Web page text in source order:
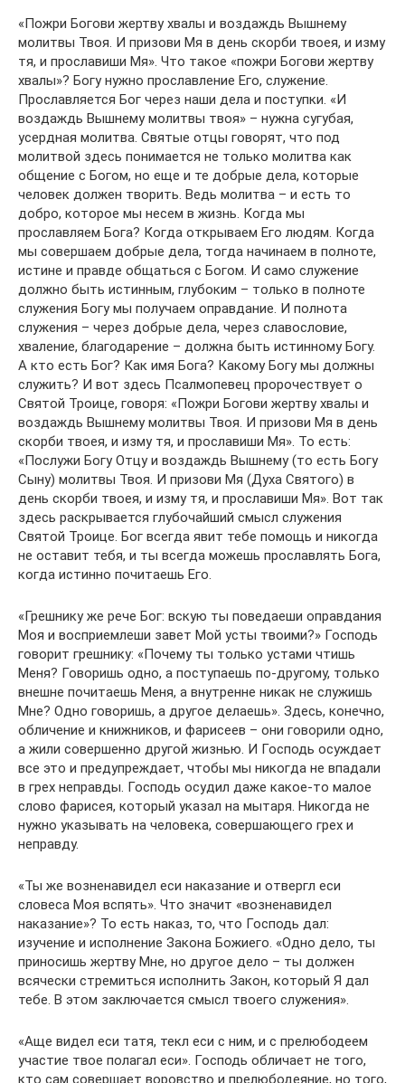
«Пожри Богови жертву хвалы и воздаждь Вышнему
молитвы Твоя. И призови Мя в день скорби твоея, и изму
тя, и прославиши Мя». Что такое «пожри Богови жертву
хвалы»? Богу нужно прославление Его, служение.
Прославляется Бог через наши дела и поступки. «И
воздаждь Вышнему молитвы твоя» – нужна сугубая,
усердная молитва. Святые отцы говорят, что под
молитвой здесь понимается не только молитва как
общение с Богом, но еще и те добрые дела, которые
человек должен творить. Ведь молитва – и есть то
добро, которое мы несем в жизнь. Когда мы
прославляем Бога? Когда открываем Его людям. Когда
мы совершаем добрые дела, тогда начинаем в полноте,
истине и правде общаться с Богом. И само служение
должно быть истинным, глубоким – только в полноте
служения Богу мы получаем оправдание. И полнота
служения – через добрые дела, через славословие,
хваление, благодарение – должна быть истинному Богу.
А кто есть Бог? Как имя Бога? Какому Богу мы должны
служить? И вот здесь Псалмопевец пророчествует о
Святой Троице, говоря: «Пожри Богови жертву хвалы и
воздаждь Вышнему молитвы Твоя. И призови Мя в день
скорби твоея, и изму тя, и прославиши Мя». То есть:
«Послужи Богу Отцу и воздаждь Вышнему (то есть Богу
Сыну) молитвы Твоя. И призови Мя (Духа Святого) в
день скорби твоея, и изму тя, и прославиши Мя». Вот так
здесь раскрывается глубочайший смысл служения
Святой Троице. Бог всегда явит тебе помощь и никогда
не оставит тебя, и ты всегда можешь прославлять Бога,
когда истинно почитаешь Его.
«Грешнику же рече Бог: вскую ты поведаеши оправдания
Моя и восприемлеши завет Мой усты твоими?» Господь
говорит грешнику: «Почему ты только устами чтишь
Меня? Говоришь одно, а поступаешь по-другому, только
внешне почитаешь Меня, а внутренне никак не служишь
Мне? Одно говоришь, а другое делаешь». Здесь, конечно,
обличение и книжников, и фарисеев – они говорили одно,
а жили совершенно другой жизнью. И Господь осуждает
все это и предупреждает, чтобы мы никогда не впадали
в грех неправды. Господь осудил даже какое-то малое
слово фарисея, который указал на мытаря. Никогда не
нужно указывать на человека, совершающего грех и
неправду.
«Ты же возненавидел еси наказание и отвергл еси
словеса Моя вспять». Что значит «возненавидел
наказание»? То есть наказ, то, что Господь дал:
изучение и исполнение Закона Божиего. «Одно дело, ты
приносишь жертву Мне, но другое дело – ты должен
всячески стремиться исполнить Закон, который Я дал
тебе. В этом заключается смысл твоего служения».
«Аще видел еси татя, текл еси с ним, и с прелюбодеем
участие твое полагал еси». Господь обличает не того,
кто сам совершает воровство и прелюбодеяние, но того,